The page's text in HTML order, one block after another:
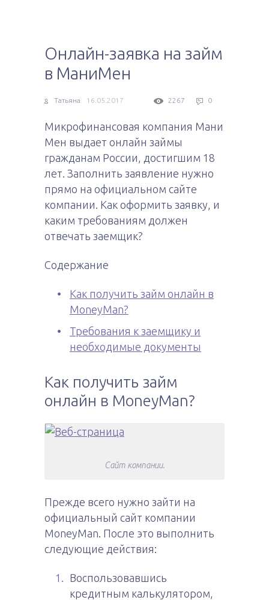
Онлайн-заявка на займ
в МаниМен
Татьяна 16.05.2017 2267 0
Микрофинансовая компания Мани
Мен выдает онлайн займы
гражданам России, достигшим 18
лет. Заполнить заявление нужно
прямо на официальном сайте
компании. Как оформить заявку, и
каким требованиям должен
отвечать заемщик?
Содержание
Как получить займ онлайн в
MoneyMan?
Требования к заемщику и
необходимые документы
Как получить займ
онлайн в MoneyMan?
Сайт компании.
Прежде всего нужно зайти на
официальный сайт компании
MoneyMan. После это выполнить
следующие действия:
Воспользовавшись
кредитным калькулятором,